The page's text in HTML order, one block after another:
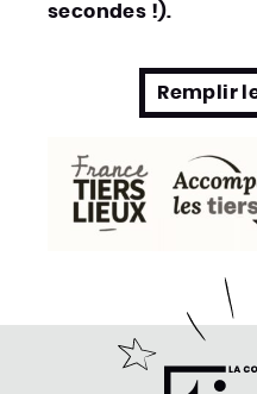
secondes !).
Remplir